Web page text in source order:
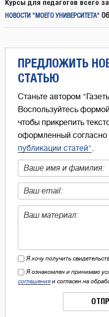
Курсы для педагогов всего
НОВОСТИ "МОЕГО УНИВЕРСИТЕТА"
ПРЕДЛОЖИТЬ
СТАТЬЮ
Станьте автором
Воспользуйтесь
чтобы прикрепить
оформленный согласно
публикации статей".
Я хочу получить
Я ознакомлен и принимаю
соглашения и согласен на